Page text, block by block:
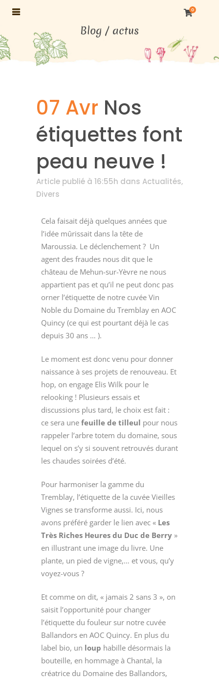
0
07 Avr Nos
étiquettes font
peau neuve !
Article publié à 16:55h dans Actualités,
Divers
Cela faisait déjà quelques années que
l’idée mûrissait dans la tête de
Maroussia. Le déclenchement ? Un
agent des fraudes nous dit que le
château de Mehun-sur-Yèvre ne nous
appartient pas et qu’il ne peut donc pas
orner l’étiquette de notre cuvée Vin
Noble du Domaine du Tremblay en AOC
Quincy (ce qui est pourtant déjà le cas
depuis 30 ans … ).
Le moment est donc venu pour donner
naissance à ses projets de renouveau. Et
hop, on engage Elis Wilk pour le
relooking ! Plusieurs essais et
discussions plus tard, le choix est fait :
ce sera une feuille de tilleul pour nous
rappeler l’arbre totem du domaine, sous
lequel on s’y si souvent retrouvés durant
les chaudes soirées d’été.
Pour harmoniser la gamme du
Tremblay, l’étiquette de la cuvée Vieilles
Vignes se transforme aussi. Ici, nous
avons préféré garder le lien avec « Les
Très Riches Heures du Duc de Berry »
en illustrant une image du livre. Une
plante, un pied de vigne,… et vous, qu’y
voyez-vous ?
Et comme on dit, « jamais 2 sans 3 », on
saisit l’opportunité pour changer
l’étiquette du fouleur sur notre cuvée
Ballandors en AOC Quincy. En plus du
label bio, un loup habille désormais la
bouteille, en hommage à Chantal, la
créatrice du Domaine des Ballandors,